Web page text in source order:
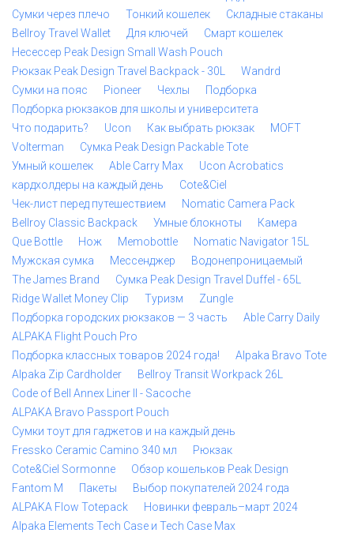
Сумки через плечо
Тонкий кошелек
Складные стаканы
Bellroy Travel Wallet
Для ключей
Смарт кошелек
Несессер Peak Design Small Wash Pouch
Рюкзак Peak Design Travel Backpack - 30L
Wandrd
Сумки на пояс
Pioneer Чехлы
Подборка
Подборка рюкзаков для школы и университета
Что подарить?
Ucon Как выбрать рюкзак
MOFT
Volterman
Сумка Peak Design Packable Tote
Умный кошелек
Able Carry Max
Ucon Acrobatics
кардхолдеры на каждый день
Cote&Ciel
Чек-лист перед путешествием
Nomatic Camera Pack
Bellroy Classic Backpack
Умные блокноты
Камера
Que Bottle
Нож Memobottle
Nomatic Navigator 15L
Мужская сумка
Мессенджер
Водонепроницаемый
The James Brand
Сумка Peak Design Travel Duffel - 65L
Ridge Wallet Money Clip
Туризм
Zungle
Подборка городских рюкзаков — 3 часть
Able Carry Daily
ALPAKA Flight Pouch Pro
Подборка классных товаров 2024 года!
Alpaka Bravo Tote
Alpaka Zip Cardholder
Bellroy Transit Workpack 26L
Code of Bell Annex Liner II - Sacoche
ALPAKA Bravo Passport Pouch
Сумки тоут для гаджетов и на каждый день
Fressko Ceramic Camino 340 мл
Рюкзак
Cote&Ciel Sormonne
Обзор кошельков Peak Design
Fantom M
Пакеты
Выбор покупателей 2024 года
ALPAKA Flow Totepack
Новинки февраль–март 2024
Alpaka Elements Tech Case и Tech Case Max